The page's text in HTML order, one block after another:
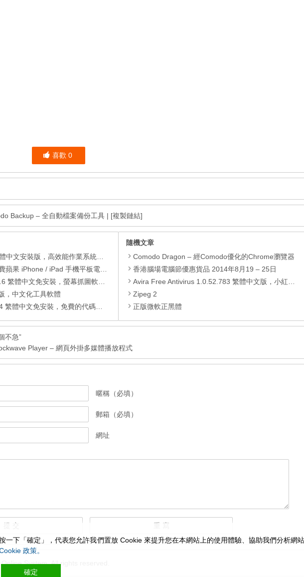
喜歡 0
Backup – 全自動檔案備份工具 | [複製鏈結]
安裝版，高效能作業系統清理軟體
/ iPad 手機平板電腦管理備份還原軟體
文免安裝，螢幕抓圖軟體，1.3.315 安裝版
，中文化工具軟體
體中文免安裝，免費的代碼編輯器
隨機文章
Comodo Dragon – 經Comodo優化的Chrome瀏覽器
香港腦場電腦節優惠貨品 2014年8月19 – 25日
Avira Free Antivirus 1.0.52.783 繁體中文版，小紅傘 – 免費可靠的防毒軟體
Zipeg 2
正版微軟正黑體
不急”
Player – 網頁外掛多媒體播放程式
暱稱（必填）
郵箱（必填）
網址
System. All rights reserved.
一下「確定」，代表您允許我們置放 Cookie 來提升您在本網站上的使用體驗、協助我們分析網
政策。
確定